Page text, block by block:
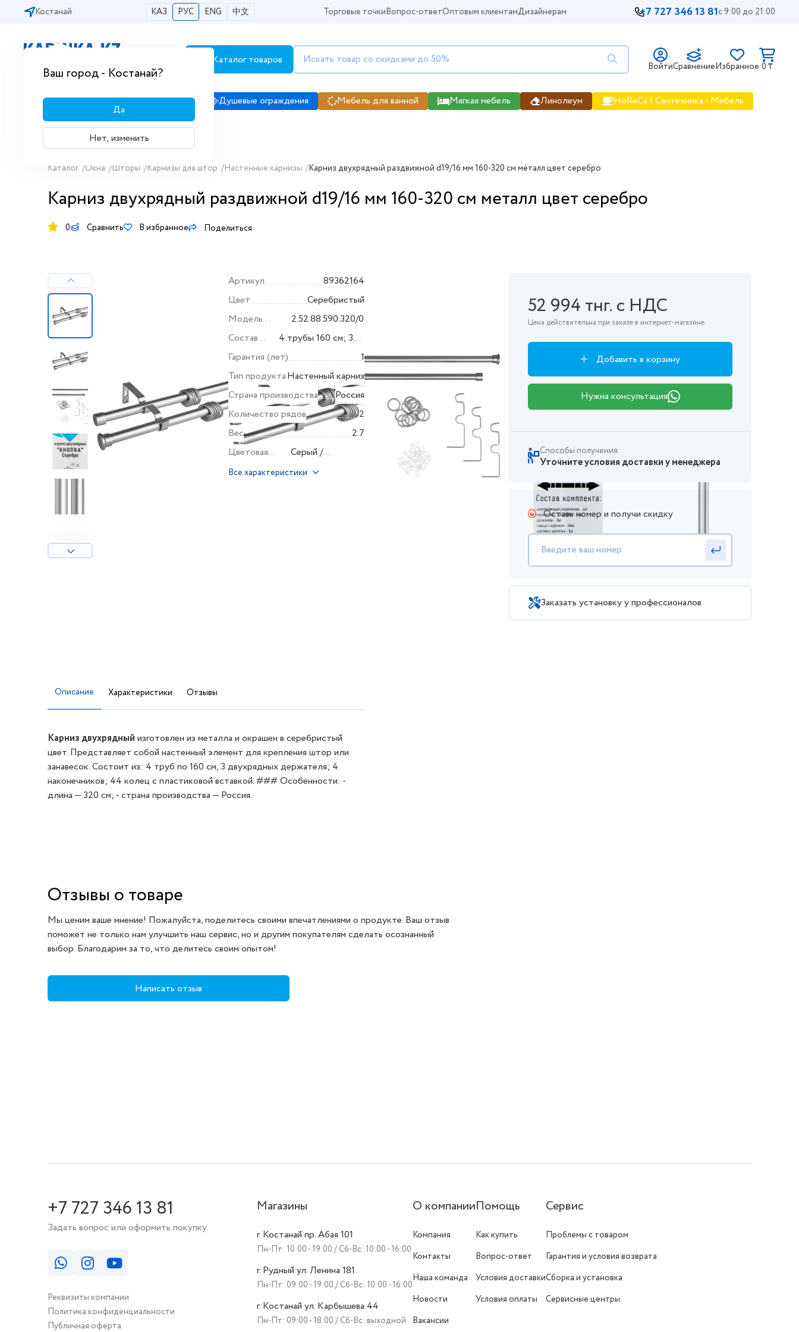
Костанай КАЗ РУС ENG 中文
Ваш город - Костанай?
Да
Нет, изменить
Торговые точкиВопрос-ответОптовым клиентамДизайнерам +7 727 346 13 81с 9:00 до 21:00
Бесплатная доставка по городам РК
Каталог товаров ВойтиСравнениеИзбранное 0 ₸
Сантехника Душевые кабины Душевые ограждения Мебель для ванной Мягкая мебель Линолеум HoReCa | Сантехника • Мебель
Каталог /Окна /Шторы /Карнизы для штор /Настенные карнизы /Карниз двухрядный раздвижной d19/16 мм 160-320 см металл цвет серебро
Карниз двухрядный раздвижной d19/16 мм 160-320 см металл цвет серебро
0 Сравнить В избранное Поделиться
Артикул
89362164
Цвет
Серебристый
Модель
продукта
2.52.88.590.320/0.5BL
Состав
комплекта
4 трубы 160 см; 3
двухрядных
держателя; 4
наконечника; 44
кольца с пл.
вставкой.
Гарантия (лет)
1
Тип продуктаНастенный карниз
Страна производства
Россия
Количество рядов
2
Вес
2.7
Цветовая
палитра
Серый /
серебристый
Все характеристики
52 994 тнг. с НДС
Цена действительна при заказе в интернет-магазине.
Добавить в корзину
Нужна консультация
Способы получения
Уточните условия доставки у менеджера
Оставь номер и получи скидку
Заказать установку у профессионалов
Описание Характеристики Отзывы
Карниз двухрядный изготовлен из металла и окрашен в серебристый
цвет. Представляет собой настенный элемент для крепления штор или
занавесок. Состоит из: 4 труб по 160 см, 3 двухрядных держателя; 4
наконечников; 44 колец с пластиковой вставкой. ### Особенности: -
длина — 320 см; - страна производства — Россия.
Отзывы о товаре
Мы ценим ваше мнение! Пожалуйста, поделитесь своими впечатлениями о продукте. Ваш отзыв
поможет не только нам улучшить наш сервис, но и другим покупателям сделать осознанный
выбор. Благодарим за то, что делитесь своим опытом!
Написать отзыв
+7 727 346 13 81
Задать вопрос или оформить покупку.
Реквизиты компании
Политика конфиденциальности
Публичная оферта
Магазины
г. Костанай пр. Абая 101
Пн-Пт: 10:00 - 19:00 / Сб-Вс: 10:00 - 16:00
г. Рудный ул. Ленина 181
Пн-Пт: 09:00 - 19:00 / Сб-Вс: 10:00 - 16:00
г. Костанай ул. Карбышева 44
Пн-Пт: 09:00 - 18:00 / Сб-Вс: выходной
О компании
Компания
Контакты
Наша команда
Новости
Вакансии
Помощь
Как купить
Вопрос-ответ
Условия доставки
Условия оплаты
Сервис
Проблемы с товаром
Гарантия и условия возврата
Сборка и установка
Сервисные центры